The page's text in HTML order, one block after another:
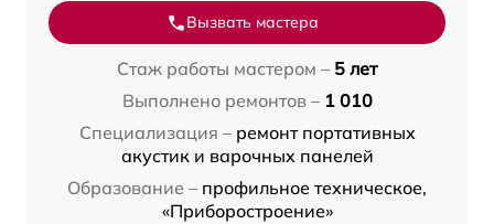
Вызвать мастера
Стаж работы мастером – 5 лет
Выполнено ремонтов – 1 010
Специализация – ремонт портативных
акустик и варочных панелей
Образование – профильное техническое,
«Приборостроение»